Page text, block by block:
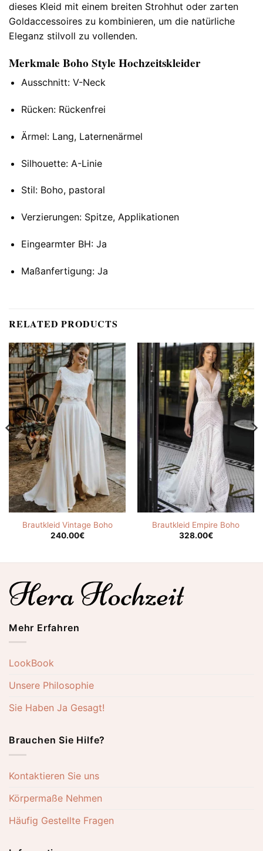
dieses Kleid mit einem breiten Strohhut oder zarten
Goldaccessoires zu kombinieren, um die natürliche
Eleganz stilvoll zu vollenden.
Merkmale Boho Style Hochzeitskleider
Ausschnitt: V-Neck
Rücken: Rückenfrei
Ärmel: Lang, Laternenärmel
Silhouette: A-Linie
Stil: Boho, pastoral
Verzierungen: Spitze, Applikationen
Eingearmter BH: Ja
Maßanfertigung: Ja
RELATED PRODUCTS
Brautkleid Vintage Boho
240.00€
Brautkleid Empire Boho
328.00€
Mehr Erfahren
LookBook
Unsere Philosophie
Sie Haben Ja Gesagt!
Brauchen Sie Hilfe?
Kontaktieren Sie uns
Körpermaße Nehmen
Häufig Gestellte Fragen